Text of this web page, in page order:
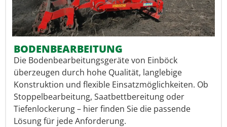
BODENBEARBEITUNG
Die Bodenbearbeitungsgeräte von Einböck
überzeugen durch hohe Qualität, langlebige
Konstruktion und flexible Einsatzmöglichkeiten. Ob
Stoppelbearbeitung, Saatbettbereitung oder
Tiefenlockerung – hier finden Sie die passende
Lösung für jede Anforderung.